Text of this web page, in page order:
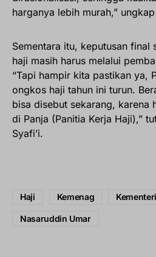
harganya lebih murah,”
Sementara itu, keputusan final
haji masih harus melalui
“Tapi hampir kita pastikan ya,
ongkos haji tahun ini turun.
bisa disebut sekarang, karena
di Panja (Panitia Kerja Haji),”
Syafi’i.
Haji Kemenag
Nasaruddin Umar